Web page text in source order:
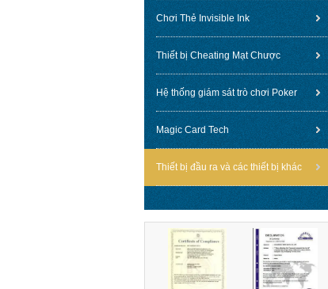
Chơi Thẻ Invisible Ink
Thiết bị Cheating Mạt Chược
Hệ thống giám sát trò chơi Poker
Magic Card Tech
Thiết bị đầu ra và các thiết bị khác